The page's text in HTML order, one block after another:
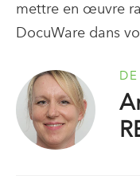
mettre en œuvre
DocuWare dans
DE